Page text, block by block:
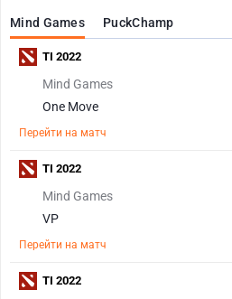
Mind Games PuckChamp
Mind Games
One Move
Перейти на матч
TI 2022
Mind Games
VP
Перейти на матч
TI 2022
TI 2022